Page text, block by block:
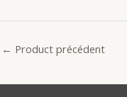
← Product précédent